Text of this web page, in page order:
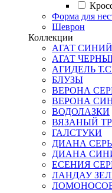
Форма для
Шеврон
Коллекции
АГАТ СИНИЙ
АГАТ
АГИДЕЛЬ
БЛУЗЫ
ВЕРОНА
ВЕРОНА
ВОДОЛАЗКИ
ВЯЗАНЫЙ
ГАЛСТУКИ
ДИАНА
ДИАНА
ЕСЕНИЯ
ЛАНДАУ